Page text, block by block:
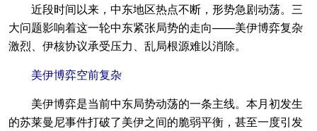
近段时间以来，中东地区热点不断，形势急剧动荡。三
大问题影响着这一轮中东紧张局势的走向——美伊博弈复杂
激烈、伊核协议承受压力、乱局根源难以消除。
美伊博弈空前复杂
美伊博弈是当前中东局势动荡的一条主线。本月初发生
的苏莱曼尼事件打破了美伊之间的脆弱平衡，甚至一度引发